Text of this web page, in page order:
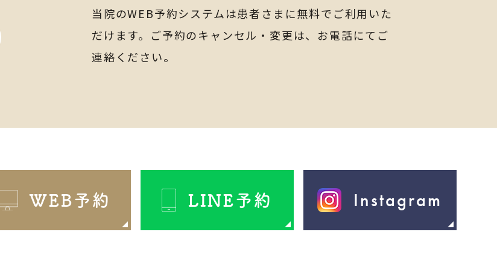
当院のWEB予約システムは患者さまに無料でご利用いた
だけます。ご予約のキャンセル・変更は、お電話にて ご
連絡ください。
WEB予約 LINE予約 Instagram